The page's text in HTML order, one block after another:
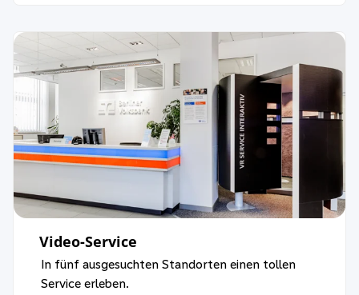
Video-Service
In fünf ausgesuchten Standorten einen tollen
Service erleben.